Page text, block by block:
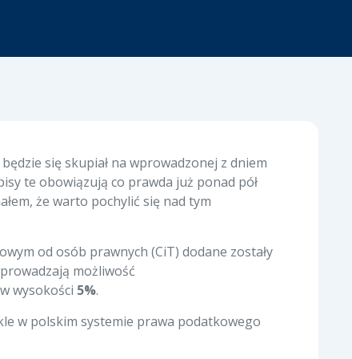
się skupiał na wprowadzonej z dniem
te obowiązują co prawda już ponad pół
że warto pochylić się nad tym
od osób prawnych (CiT) dodane zostały
możliwość
wysokości 5%.
w polskim systemie prawa podatkowego